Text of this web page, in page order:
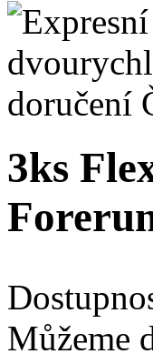
3ks
Můžeme